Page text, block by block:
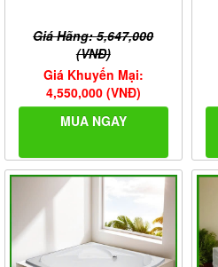
Giá Hãng: 5,647,000
(VNĐ)
Giá Khuyến Mại:
4,550,000 (VNĐ)
MUA NGAY